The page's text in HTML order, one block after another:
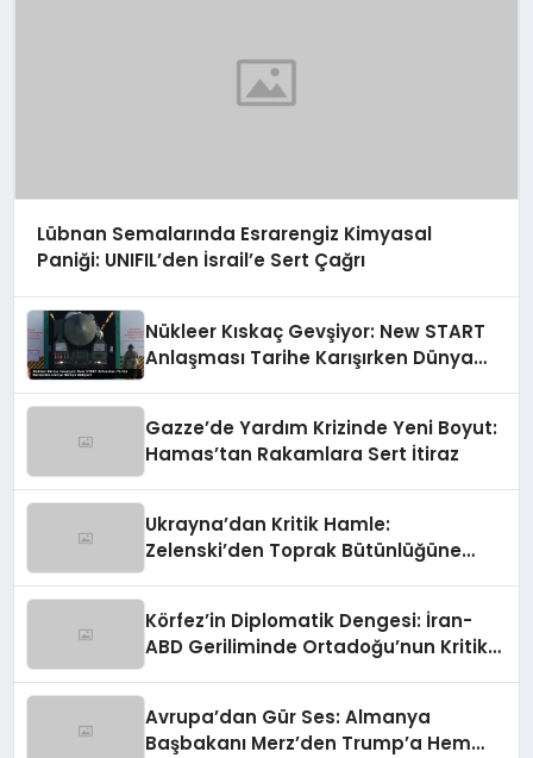
Lübnan Semalarında Esrarengiz Kimyasal
Paniği: UNIFIL’den İsrail’e Sert Çağrı
Nükleer Kıskaç Gevşiyor: New START
Anlaşması Tarihe Karışırken Dünya
Gazze’de Yardım Krizinde Yeni Boyut:
Hamas’tan Rakamlara Sert İtiraz
Ukrayna’dan Kritik Hamle:
Zelenski’den Toprak Bütünlüğüne
Körfez’in Diplomatik Dengesi: İran-
ABD Geriliminde Ortadoğu’nun Kritik
Avrupa’dan Gür Ses: Almanya
Başbakanı Merz’den Trump’a Hem